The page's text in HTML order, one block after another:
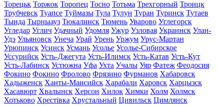
Торецьк Торжок Торопец Тосно Тотьма Трехгорный Троицк
Трубчевск Туапсе Туймазы Тула Тулун Туран Туринск Тутаев
Тында Тырныауз Тюкалинск Тюмень Уварово Углегорск
Угледар Углич Удачный Удомля Ужур Узловая Украинск Улан-
Удэ Ульяновск Унеча Урай Урень Уржум Урус-Мартан
Урюпинск Усинск Усмань Усолье Усолье-Сибирское
Уссурийск Усть-Джегута Усть-Илимск Усть-Катав Усть-Кут
Усть-Лабинск Устюжна Уфа Ухта Учалы Уяр Фатеж Феодосия
Фокино Фокино Фролово Фрязино Фурманов Хабаровск
Хадыженск Ханты-Мансийск Харабали Харовск Харцызск
Хасавюрт Хвалынск Херсон Хилок Химки Холм Холмск
Хотьково Хрестівка Хрустальный Цивильск Цимлянск